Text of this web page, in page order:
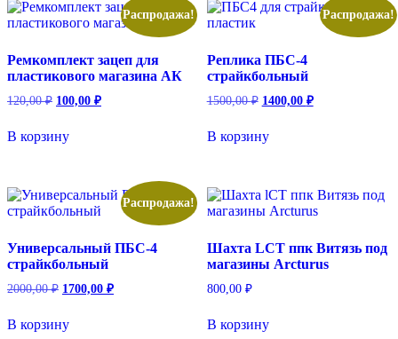
Опции
можно
Распродажа!
Ремкомплект зацеп для
пластикового магазина АК
120,00₽ Первоначальная
120,00 ₽.
100,00 ₽Текущая
В корзину
Распродажа!
Реплика ПБС-4
страйкбольный
1500,00₽ Первоначальная
1500,00 ₽.
1400,00 ₽Текущая
В корзину
Распродажа!
Универсальный ПБС-4
страйкбольный
2000,00₽ Первоначальная
2000,00 ₽.
1700,00 ₽Текущая
В корзину
Шахта LCT ппк Витязь под
магазины Arcturus
800,00 ₽
В корзину